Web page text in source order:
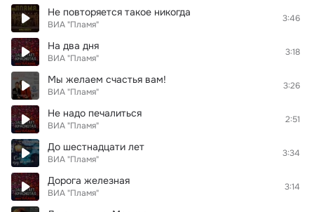
Не повторяется такое никогда
ВИА "Пламя"
3:46
На два дня
ВИА "Пламя"
3:18
Мы желаем счастья вам!
ВИА "Пламя"
3:26
Не надо печалиться
ВИА "Пламя"
2:51
До шестнадцати лет
ВИА "Пламя"
3:34
Дорога железная
ВИА "Пламя"
3:14